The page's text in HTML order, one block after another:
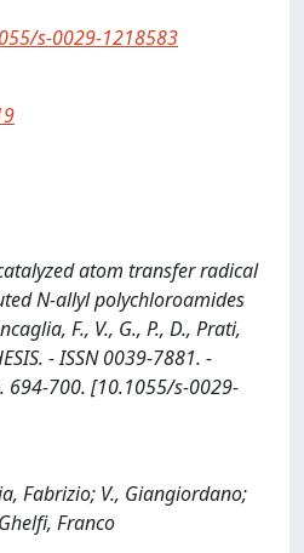
s-0029-1218583
atom transfer radical
N-allyl polychloroamides
F., V., G., P., D., Prati,
- ISSN 0039-7881. -
694-700. [10.1055/s-0029-
Fabrizio; V., Giangiordano;
Franco